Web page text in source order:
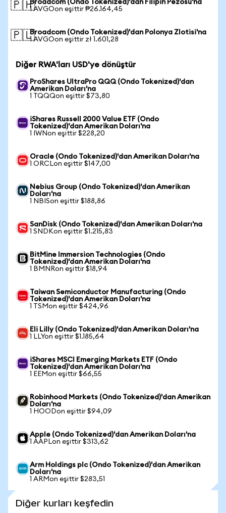
🇵🇭Broadcom (Ondo Tokenized)'dan Filipin Pezosu'na
1 AVGOon eşittir ₱26.164,45
🇵🇱Broadcom (Ondo Tokenized)'dan Polonya Zlotisi'na
1 AVGOon eşittir zł 1.601,28
Diğer RWA'ları USD'ye dönüştür
ProShares UltraPro QQQ (Ondo Tokenized)'dan
Amerikan Doları'na
1 TQQQon eşittir $73,80
iShares Russell 2000 Value ETF (Ondo
Tokenized)'dan Amerikan Doları'na
1 IWNon eşittir $228,20
Oracle (Ondo Tokenized)'dan Amerikan Doları'na
1 ORCLon eşittir $147,00
Nebius Group (Ondo Tokenized)'dan Amerikan
Doları'na
1 NBISon eşittir $188,86
SanDisk (Ondo Tokenized)'dan Amerikan Doları'na
1 SNDKon eşittir $1.215,83
BitMine Immersion Technologies (Ondo
Tokenized)'dan Amerikan Doları'na
1 BMNRon eşittir $18,94
Taiwan Semiconductor Manufacturing (Ondo
Tokenized)'dan Amerikan Doları'na
1 TSMon eşittir $424,96
Eli Lilly (Ondo Tokenized)'dan Amerikan Doları'na
1 LLYon eşittir $1.185,64
iShares MSCI Emerging Markets ETF (Ondo
Tokenized)'dan Amerikan Doları'na
1 EEMon eşittir $66,55
Robinhood Markets (Ondo Tokenized)'dan Amerikan
Doları'na
1 HOODon eşittir $94,09
Apple (Ondo Tokenized)'dan Amerikan Doları'na
1 AAPLon eşittir $313,62
Arm Holdings plc (Ondo Tokenized)'dan Amerikan
Doları'na
1 ARMon eşittir $283,51
Diğer kurları keşfedin